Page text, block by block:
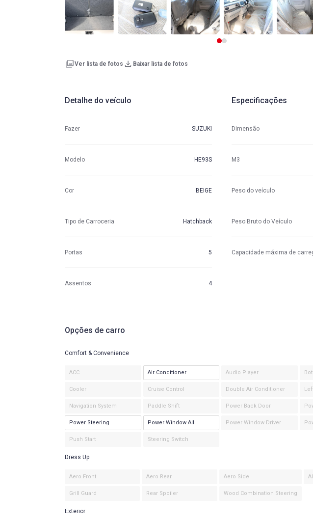
Ver lista de fotos Baixar lista de fotos
Detalhe do veículo
Fazer SUZUKI
Modelo HE93S
Cor BEIGE
Tipo de Carroceria Hatchback
Portas 5
Assentos 4
Especificações
Dimensão
M3
Peso do veículo
Peso Bruto do Veículo
Capacidade máxima de
Opções de carro
Comfort & Convenience
ACC Air Conditioner Audio Player
Cooler Cruise Control Double Air Conditioner
Navigation System Paddle Shift Power Back Door
Power Steering Power Window All Power Window Driver
Push Start Steering Switch
Dress Up
Aero Front Aero Rear Aero Side
Grill Guard Rear Spoiler Wood Combination Steering
Exterior